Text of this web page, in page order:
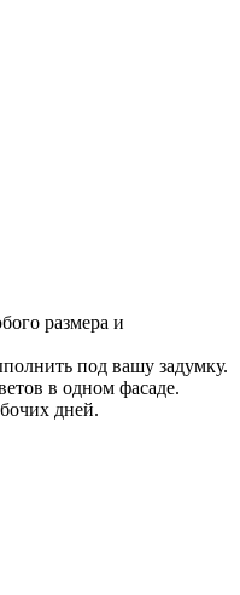
размера и
под вашу задумку.
в одном фасаде.
дней.